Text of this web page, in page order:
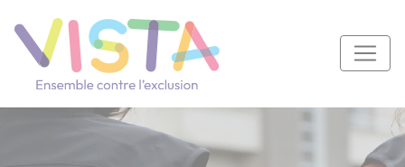
Navigation principale